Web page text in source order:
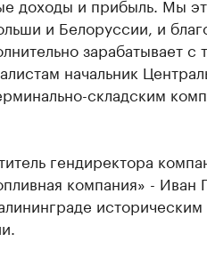
и Белоруссии, и
зарабатывает с
начальник
складским
гендиректора
компания» - Иван